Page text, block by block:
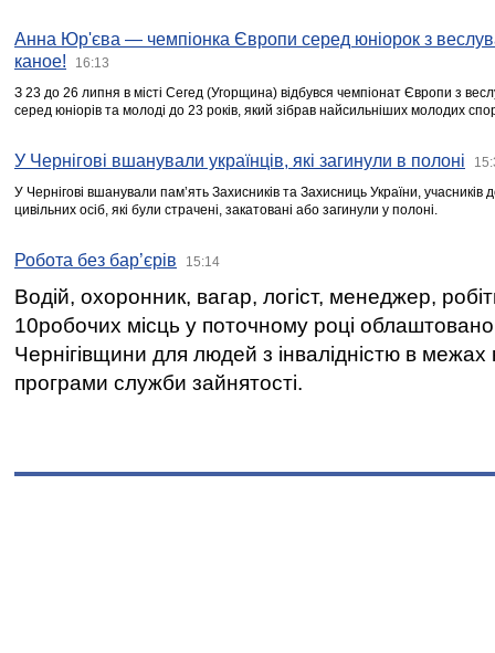
Анна Юр'єва — чемпіонка Європи серед юніорок з
каное!
16:13
З 23 до 26 липня в місті Сегед (Угорщина) відбувся чемпіонат Європи з
серед юніорів та молоді до 23 років, який зібрав найсильніших молодих
У Чернігові вшанували українців, які загинули в полоні
У Чернігові вшанували пам’ять Захисників та Захисниць України,
цивільних осіб, які були страчені, закатовані або загинули у полоні.
Робота без бар’єрів 15:14
Водій, охоронник, вагар, логіст, менеджер,
10робочих місць у поточному році
Чернігівщини для людей з інвалідністю в межах
програми служби зайнятості.